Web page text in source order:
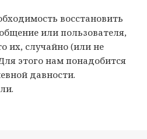
восстановить
или пользователя,
их, случайно (или не
этого нам понадобится
давности.
темы/сообщения/